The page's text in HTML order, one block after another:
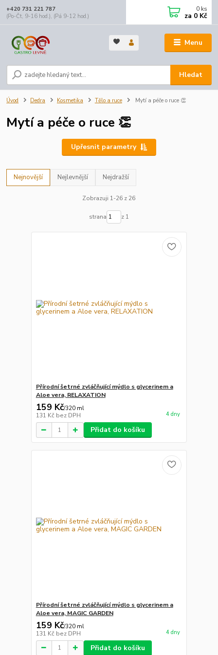
Menu
Hledat
+420 731 221 787
(Po-Čt, 9-16 hod.), (Pá 9-12 hod.)
0 ks
za 0 Kč
Úvod Dedra Kosmetika Tělo a ruce Mytí a péče o ruce 👏
Mytí a péče o ruce 👏
Upřesnit parametry
Nejnovější Nejlevnější Nejdražší
Zobrazuji 1-26 z 26
strana z 1
Přírodní šetrné zvláčňující mýdlo s glycerinem a
Aloe vera, RELAXATION
159 Kč/320 ml
131 Kč bez DPH 4 dny
Přidat do košíku
Přírodní šetrné zvláčňující mýdlo s glycerinem a
Aloe vera, MAGIC GARDEN
159 Kč/320 ml
131 Kč bez DPH 4 dny
Přidat do košíku